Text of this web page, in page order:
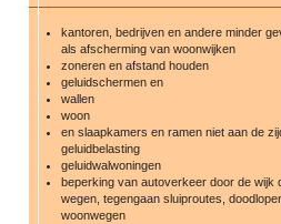
kantoren, bedrijven en andere minder
als afscherming van woonwijken
zoneren en afstand houden
geluidschermen en
wallen
woon
en slaapkamers en ramen niet aan de
geluidbelasting
geluidwalwoningen
beperking van autoverkeer door de wijk
wegen, tegengaan sluiproutes,
woonwegen